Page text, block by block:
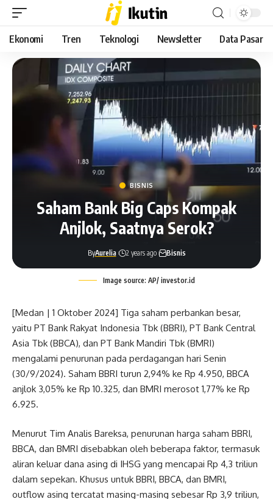
Ekonomi Tren Teknologi Newsletter Data Pasar
BISNIS
Saham Bank Big Caps Kompak
Anjlok, Saatnya Serok?
ByAurelia 2 years ago Bisnis
Image source: AP/ investor.id
[Medan | 1 Oktober 2024] Tiga saham perbankan besar,
yaitu PT Bank Rakyat Indonesia Tbk (BBRI), PT Bank Central
Asia Tbk (BBCA), dan PT Bank Mandiri Tbk (BMRI)
mengalami penurunan pada perdagangan hari Senin
(30/9/2024). Saham BBRI turun 2,94% ke Rp 4.950, BBCA
anjlok 3,05% ke Rp 10.325, dan BMRI merosot 1,77% ke Rp
6.925.
Menurut Tim Analis Bareksa, penurunan harga saham BBRI,
BBCA, dan BMRI disebabkan oleh beberapa faktor, termasuk
aliran keluar dana asing di IHSG yang mencapai Rp 4,3 triliun
dalam sepekan. Khusus untuk BBRI, BBCA, dan BMRI,
outflow asing tercatat masing-masing sebesar Rp 3,9 triliun,